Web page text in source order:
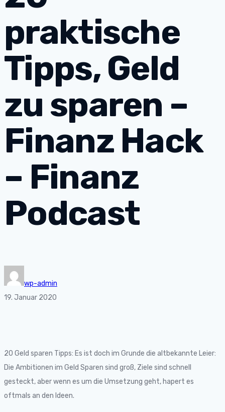
praktische
Tipps, Geld
zu sparen –
Finanz Hack
– Finanz
Podcast
wp-admin
19. Januar 2020
20 Geld sparen Tipps: Es ist doch im Grunde die altbekannte Leier:
Die Ambitionen im Geld Sparen sind groß, Ziele sind schnell
gesteckt, aber wenn es um die Umsetzung geht, hapert es
oftmals an den Ideen.